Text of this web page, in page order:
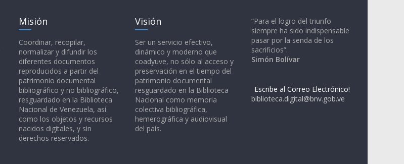
Misión
Coordinar, recopilar,
normalizar y difundir los
diferentes documentos
reproducidos a partir del
patrimonio documental
bibliográfico y no bibliográfico,
resguardado en la Biblioteca
Nacional de Venezuela, así
como los objetos y recursos
nacidos digitales, y sin
derechos reservados.
Visión
Ser un servicio efectivo,
dinámico y moderno que
coadyuve, no sólo al acceso y
preservación en el tiempo del
patrimonio documental
resguardado en la Biblioteca
Nacional como memoria
colectiva bibliográfica,
hemerográfica y audiovisual
del país.
“Para el logro del triunfo
siempre ha sido indispensable
pasar por la senda de los
sacrificios”.
Simón Bolívar
Escribe al Correo Electrónico!
biblioteca.digital@bnv.gob.ve